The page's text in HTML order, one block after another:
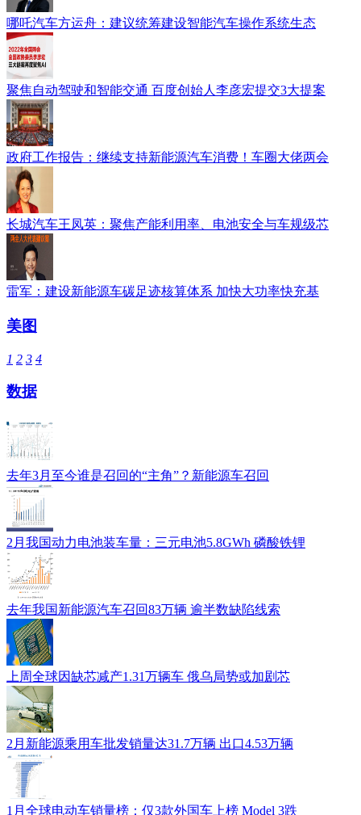
哪吒汽车方运舟：建议统筹建设智能汽车操作系统生态
聚焦自动驾驶和智能交通 百度创始人李彦宏提交3大提案
政府工作报告：继续支持新能源汽车消费！车圈大佬两会
长城汽车王凤英：聚焦产能利用率、电池安全与车规级芯
雷军：建设新能源车碳足迹核算体系 加快大功率快充基
美图
1 2 3 4
数据
去年3月至今谁是召回的“主角”？新能源车召回
2月我国动力电池装车量：三元电池5.8GWh 磷酸铁锂
去年我国新能源汽车召回83万辆 逾半数缺陷线索
上周全球因缺芯减产1.31万辆车 俄乌局势或加剧芯
2月新能源乘用车批发销量达31.7万辆 出口4.53万辆
1月全球电动车销量榜：仅3款外国车上榜 Model 3跌